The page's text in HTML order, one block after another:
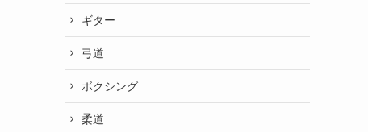
ギター
弓道
ボクシング
柔道